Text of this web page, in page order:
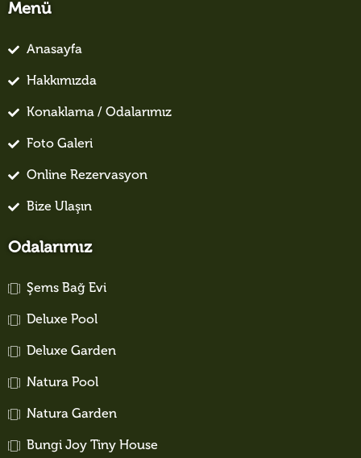
Menü
Anasayfa
Hakkımızda
Konaklama / Odalarımız
Foto Galeri
Online Rezervasyon
Bize Ulaşın
Odalarımız
Şems Bağ Evi
Deluxe Pool
Deluxe Garden
Natura Pool
Natura Garden
Bungi Joy Tiny House